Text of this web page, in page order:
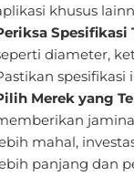
khusus
Spesifikasi
diameter,
spesifikasi
Merek yang
mahal,
panjang dan